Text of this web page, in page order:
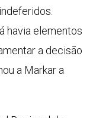
havia elementos
a decisão
a Markar a